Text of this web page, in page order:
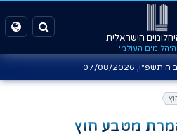
הישראלית
העולמי
ה'תשפ"ו, 07/08/2026
מטבע חוץ